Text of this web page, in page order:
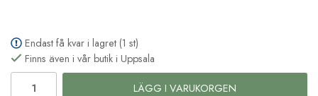
Endast få kvar i lagret (1 st)
Finns även i vår butik i Uppsala
LÄGG I VARUKORGEN